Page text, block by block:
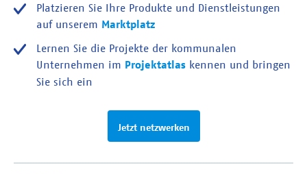
Platzieren Sie Ihre Produkte und Dienstleistungen
auf unserem Marktplatz
Lernen Sie die Projekte der kommunalen
Unternehmen im Projektatlas kennen und bringen
Sie sich ein
Jetzt netzwerken